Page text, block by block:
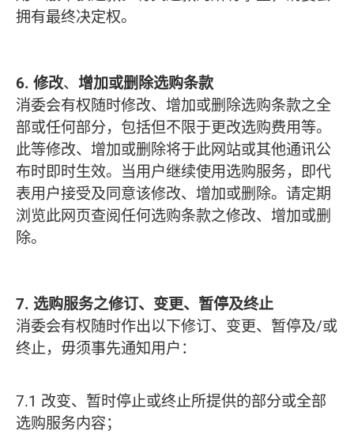
拥有最终决定权。
6. 修改、 增加或删除选购条款
消委会有权随时修改、增加或删除选购条款之全
部或任何部分，包括但不限于更改选购费用等。
此等修改、增加或删除将于此网站或其他通讯公
布时即时生效。当用户继续使用选购服务，即代
表用户接受及同意该修改、增加或删除。请定期
浏览此网页查阅任何选购条款之修改、增加或删
除。
7. 选购服务之修订、变更、暂停及终止
消委会有权随时作出以下修订、变更、暂停及/或
终止，毋须事先通知用户：
7.1 改变、暂时停止或终止所提供的部分或全部
选购服务内容；